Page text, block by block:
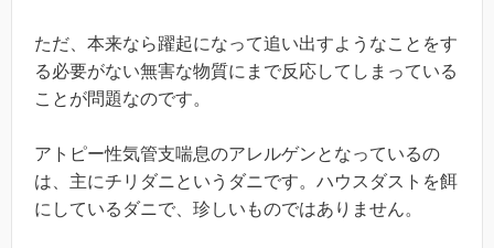
ただ、本来なら躍起になって追い出すようなことをす
る必要がない無害な物質にまで反応してしまっている
ことが問題なのです。
アトピー性気管支喘息のアレルゲンとなっているの
は、主にチリダニというダニです。ハウスダストを餌
にしているダニで、珍しいものではありません。